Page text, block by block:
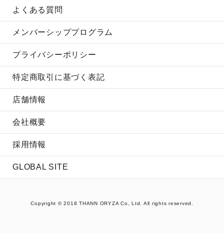
よくある質問
メンバーシッププログラム
プライバシーポリシー
特定商取引に基づく表記
店舗情報
会社概要
採用情報
GLOBAL SITE
Copyright © 2018 THANN ORYZA Co, Ltd. All rights reserved.